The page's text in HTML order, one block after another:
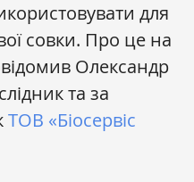
для
совки. Про це на
Олександр
та за
ТОВ «Біосервіс